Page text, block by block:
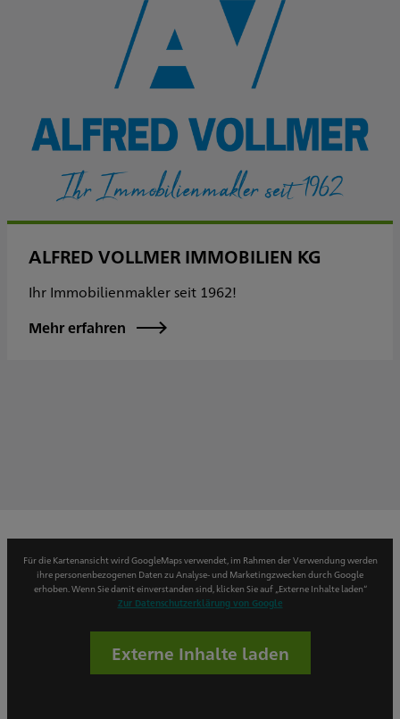
ALFRED VOLLMER IMMOBILIEN KG
Ihr Immobilienmakler seit 1962!
Mehr erfahren
Für die Kartenansicht wird GoogleMaps verwendet, im Rahmen der Verwendung werden
ihre personenbezogenen Daten zu Analyse- und Marketingzwecken durch Google
erhoben. Wenn Sie damit einverstanden sind, klicken Sie auf „Externe Inhalte laden“
Zur Datenschutzerklärung von Google
Externe Inhalte laden